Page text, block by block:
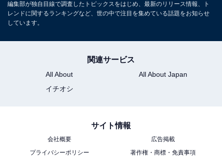
もあり生活に密着した内容なので飽きない（42歳女性／
徳島県）」など、生活に役立つ情報が満載で飽きないと
いう声がありました。
はんを美味しく食べながら観ています（51歳女性／兵庫
県）」「お昼に見る番組なので、グルメ情報やファッシ
ョン情報などの最新情報を楽しく、ゆるくチェックでき
編集部が独自目線で調査したトピックスをはじめ、最新のリリース情報、ト
レンドに関するランキングなど、世の中で注目を集めている話題をお知らせ
しています。
関連サービス
All About
All About Japan
イチオシ
サイト情報
会社概要
広告掲載
プライバシーポリシー
著作権・商標・免責事項